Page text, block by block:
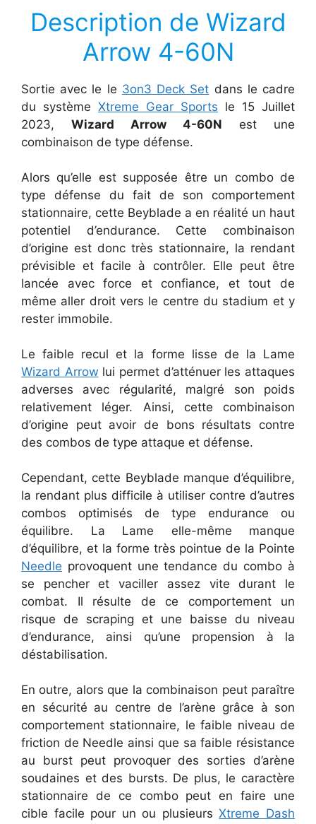
Description de Wizard
Arrow 4-60N
Sortie avec le le 3on3 Deck Set dans le cadre
du système Xtreme Gear Sports le 15 Juillet
2023, Wizard Arrow 4-60N est une
combinaison de type défense.
Alors qu’elle est supposée être un combo de
type défense du fait de son comportement
stationnaire, cette Beyblade a en réalité un haut
potentiel d’endurance. Cette combinaison
d’origine est donc très stationnaire, la rendant
prévisible et facile à contrôler. Elle peut être
lancée avec force et confiance, et tout de
même aller droit vers le centre du stadium et y
rester immobile.
Le faible recul et la forme lisse de la Lame
Wizard Arrow lui permet d’atténuer les attaques
adverses avec régularité, malgré son poids
relativement léger. Ainsi, cette combinaison
d’origine peut avoir de bons résultats contre
des combos de type attaque et défense.
Cependant, cette Beyblade manque d’équilibre,
la rendant plus difficile à utiliser contre d’autres
combos optimisés de type endurance ou
équilibre. La Lame elle-même manque
d’équilibre, et la forme très pointue de la Pointe
Needle provoquent une tendance du combo à
se pencher et vaciller assez vite durant le
combat. Il résulte de ce comportement un
risque de scraping et une baisse du niveau
d’endurance, ainsi qu’une propension à la
déstabilisation.
En outre, alors que la combinaison peut paraître
en sécurité au centre de l’arène grâce à son
comportement stationnaire, le faible niveau de
friction de Needle ainsi que sa faible résistance
au burst peut provoquer des sorties d’arène
soudaines et des bursts. De plus, le caractère
stationnaire de ce combo peut en faire une
cible facile pour un ou plusieursXtreme Dash